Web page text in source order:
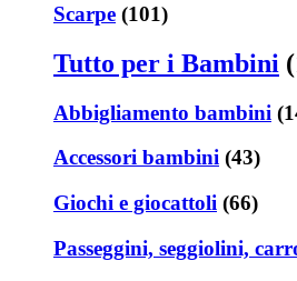
Scarpe (101)
Tutto per i Bambini
Abbigliamento bambini
Accessori bambini (43)
Giochi e giocattoli (66)
Passeggini, seggiolini,